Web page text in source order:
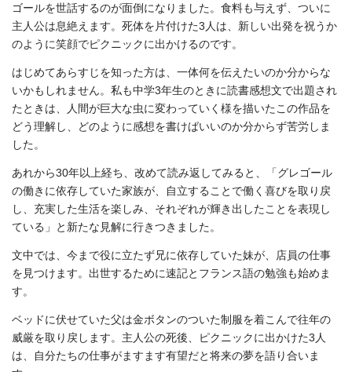
ゴールを世話するのが面倒になりました。食料も与えず、ついに
主人公は息絶えます。死体を片付けた3人は、新しい出発を祝うか
のように笑顔でピクニックに出かけるのです。
はじめてあらすじを知った方は、一体何を伝えたいのか分からな
いかもしれません。私も中学3年生のときに読書感想文で出題され
たときは、人間が巨大な虫に変わっていく様を描いたこの作品を
どう理解し、どのように感想を書けばいいのか分からず苦労しま
した。
あれから30年以上経ち、改めて読み返してみると、「グレゴール
の働きに依存していた家族が、自立することで働く喜びを取り戻
し、充実した生活を楽しみ、それぞれが輝き出したことを表現し
ている」と新たな見解に行きつきました。
文中では、今まで役に立たず兄に依存していた妹が、店員の仕事
を見つけます。出世するために速記とフランス語の勉強も始めま
す。
ベッドに伏せていた父は金ボタンのついた制服を着こんで往年の
威厳を取り戻します。主人公の死後、ピクニックに出かけた3人
は、自分たちの仕事がますます有望だと将来の夢を語り合いま